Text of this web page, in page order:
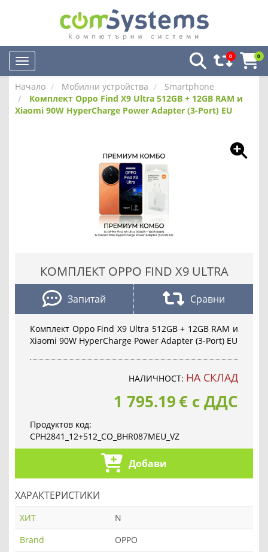
0 0
Начало Мобилни устройства
Smartphone
Комплект Oppo Find X9 Ultra 512GB + 12GB RAM и
Xiaomi 90W HyperCharge Power Adapter (3-Port) EU
КОМПЛЕКТ OPPO FIND X9 ULTRA
Запитай Сравни
Комплект Oppo Find X9 Ultra 512GB + 12GB RAM и
Xiaomi 90W HyperCharge Power Adapter (3-Port) EU
НАЛИЧНОСТ: НА СКЛАД
1 795.19€ с ДДС
Продуктов код:
CPH2841_12+512_CO_BHR087MEU_VZ
Добави
ХАРАКТЕРИСТИКИ
ХИТ
N
Brand
OPPO